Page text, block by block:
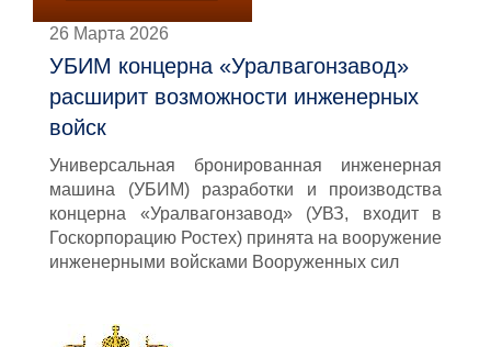
26 Марта 2026
УБИМ концерна «Уралвагонзавод»
расширит возможности инженерных
войск
Универсальная бронированная инженерная
машина (УБИМ) разработки и производства
концерна «Уралвагонзавод» (УВЗ, входит в
Госкорпорацию Ростех) принята на вооружение
инженерными войсками Вооруженных сил